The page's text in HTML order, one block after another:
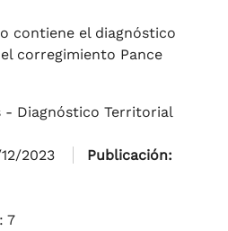
contiene el diagnóstico
corregimiento Pance
- Diagnóstico Territorial
2023
Publicación:
7